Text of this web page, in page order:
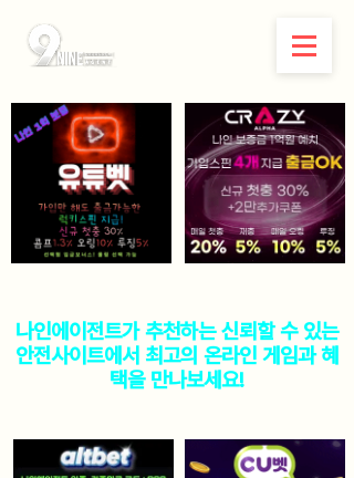
나인에이전트가 추천하는 신뢰할 수 있는
안전사이트에서 최고의 온라인 게임과 혜
택을 만나보세요!